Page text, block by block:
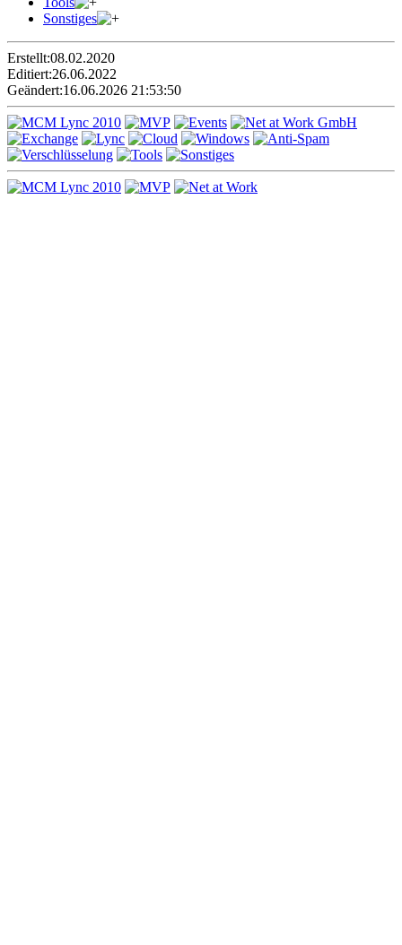
Sonstiges
Erstellt:08.02.2020
Editiert:26.06.2022
Geändert:16.06.2026 21:53:50